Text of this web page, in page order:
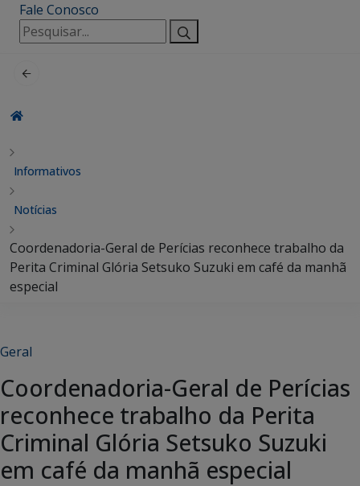
Fale Conosco
Pesquisar
por:
Informativos
Notícias
Coordenadoria-Geral de Perícias reconhece trabalho da
Perita Criminal Glória Setsuko Suzuki em café da manhã
especial
Geral
Coordenadoria-Geral de Perícias
reconhece trabalho da Perita
Criminal Glória Setsuko Suzuki
em café da manhã especial